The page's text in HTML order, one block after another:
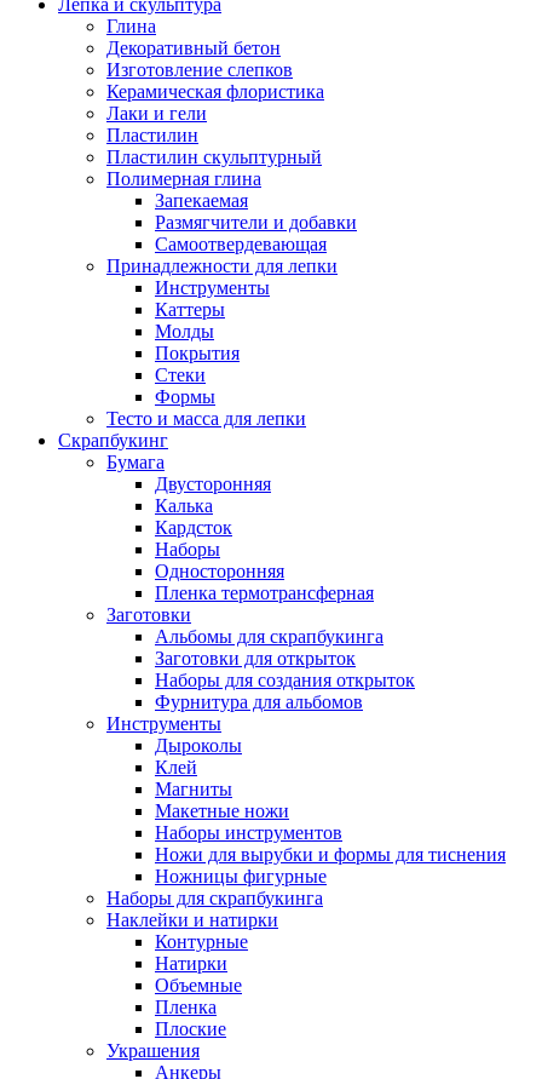
Лепка и скульптура
Глина
Декоративный бетон
Изготовление слепков
Керамическая флористика
Лаки и гели
Пластилин
Пластилин скульптурный
Полимерная глина
Запекаемая
Размягчители и добавки
Самоотвердевающая
Принадлежности для лепки
Инструменты
Каттеры
Молды
Покрытия
Стеки
Формы
Тесто и масса для лепки
Скрапбукинг
Бумага
Двусторонняя
Калька
Кардсток
Наборы
Односторонняя
Пленка термотрансферная
Заготовки
Альбомы для скрапбукинга
Заготовки для открыток
Наборы для создания открыток
Фурнитура для альбомов
Инструменты
Дыроколы
Клей
Магниты
Макетные ножи
Наборы инструментов
Ножи для вырубки и формы для тиснения
Ножницы фигурные
Наборы для скрапбукинга
Наклейки и натирки
Контурные
Натирки
Объемные
Пленка
Плоские
Украшения
Анкеры